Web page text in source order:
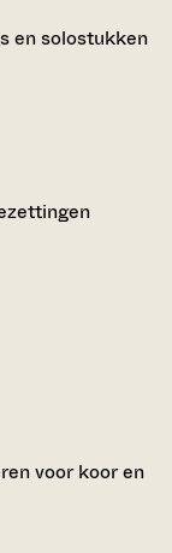
en solostukken
voor koor en